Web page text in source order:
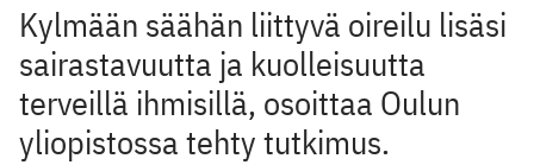
Kylmään säähän liittyvä oireilu lisäsi
sairastavuutta ja kuolleisuutta
terveillä ihmisillä, osoittaa Oulun
yliopistossa tehty tutkimus.